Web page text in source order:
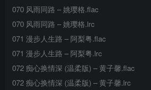
070 风雨同路 – 姚璎格.flac
070 风雨同路 – 姚璎格.lrc
071 漫步人生路 – 阿梨粤.flac
071 漫步人生路 – 阿梨粤.lrc
072 痴心换情深 (温柔版) – 黄子馨.flac
072 痴心换情深 (温柔版) – 黄子馨.lrc